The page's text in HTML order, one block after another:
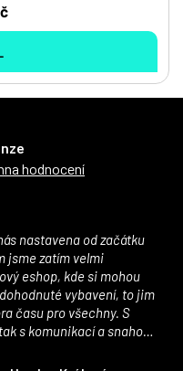
hodnocení
jsme zatím velmi
eshop, kde si mohou
vybavení, to jim
času pro všechny. S
s komunikací a snahou
spolupráce pokračovat